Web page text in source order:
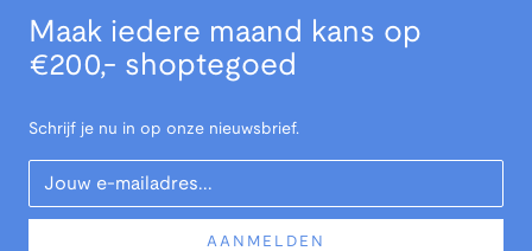
Maak iedere maand kans op
€200,- shoptegoed
Schrijf je nu in op onze nieuwsbrief.
Your Email
AANMELDEN